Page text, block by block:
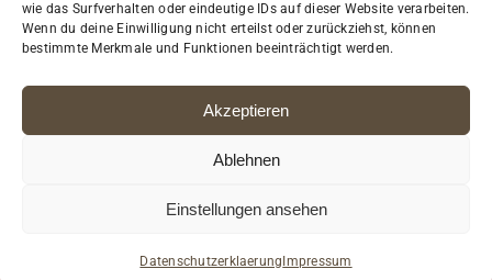
wie das Surfverhalten oder eindeutige IDs auf dieser Website verarbeiten.
Wenn du deine Einwilligung nicht erteilst oder zurückziehst, können
bestimmte Merkmale und Funktionen beeinträchtigt werden.
Akzeptieren
Ablehnen
Einstellungen ansehen
Datenschutzerklaerung Impressum
Get Social
vorbehalten